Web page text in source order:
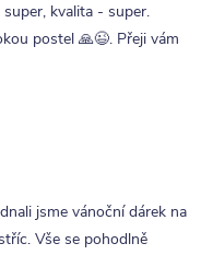
kvalita - super.
postel 🙏😉. Přeji vám
jsme vánoční dárek na
Vše se pohodlně